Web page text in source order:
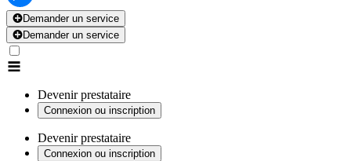
Demander un service
Demander un service
Devenir prestataire
Connexion ou inscription
Devenir prestataire
Connexion ou inscription